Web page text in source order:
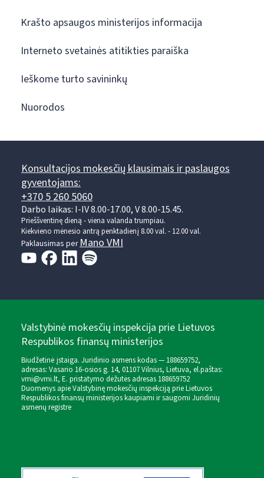
Krašto apsaugos ministerijos informacija
Interneto svetainės atitikties paraiška
Ieškome turto savininkų
Nuorodos
Konsultacijos mokesčių klausimais ir paslaugos
gyventojams:
+370 5 260 5060
Darbo laikas: I-IV 8.00-17.00, V 8.00-15.45.
Prieššventinę dieną - viena valanda trumpiau.
Kiekvieno mėnesio antrą penktadienį 8.00 val. - 12.00 val.
Paklausimas perMano VMI
Valstybinė mokesčių inspekcija prie Lietuvos
Respublikos finansų ministerijos
Biudžetinė įstaiga. Juridinio asmens kodas — 188659752,
adresas: Vasario 16-osios g. 14, 01107 Vilnius, Lietuva, el.paštas:
vmi@vmi.lt, E. pristatymo dėžutės adresas 188659752
Duomenys apie Valstybinę mokesčių inspekciją prie Lietuvos
Respublikos finansų ministerijos kaupiami ir saugomi Juridinių
asmenų registre